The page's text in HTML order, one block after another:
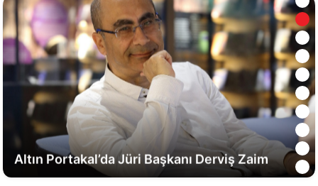
Altın Portakal’da Jüri Başkanı Derviş Zaim